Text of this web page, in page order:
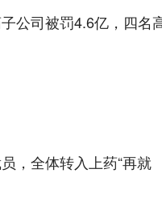
公司被罚4.6亿，四名
，全体转入上药“再就